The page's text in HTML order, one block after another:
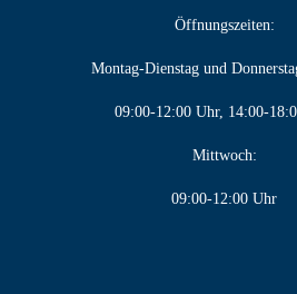
Öffnungszeiten:
Montag-Dienstag und
09:00-12:00 Uhr, 14:00-
Mittwoch:
09:00-12:00 Uhr